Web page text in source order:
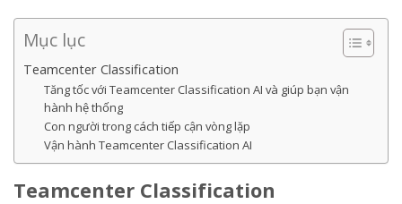
Mục lục
Teamcenter Classification
Tăng tốc với Teamcenter Classification AI và giúp bạn vận
hành hệ thống
Con người trong cách tiếp cận vòng lặp
Vận hành Teamcenter Classification AI
Teamcenter Classification